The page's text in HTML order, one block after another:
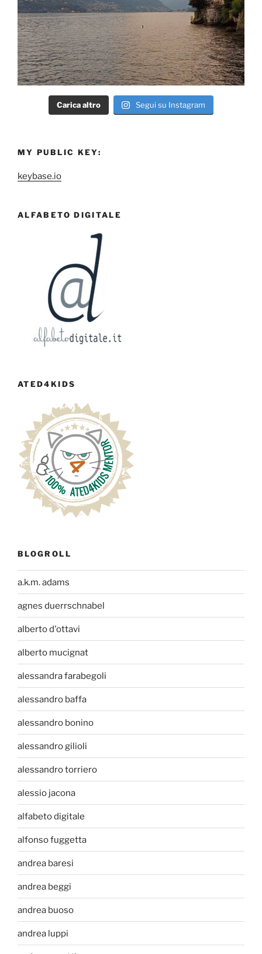
Carica altro Segui su Instagram
MY PUBLIC KEY:
keybase.io
ALFABETO DIGITALE
ATED4KIDS
BLOGROLL
a.k.m. adams
agnes duerrschnabel
alberto d'ottavi
alberto mucignat
alessandra farabegoli
alessandro baffa
alessandro bonino
alessandro gilioli
alessandro torriero
alessio jacona
alfabeto digitale
alfonso fuggetta
andrea baresi
andrea beggi
andrea buoso
andrea luppi